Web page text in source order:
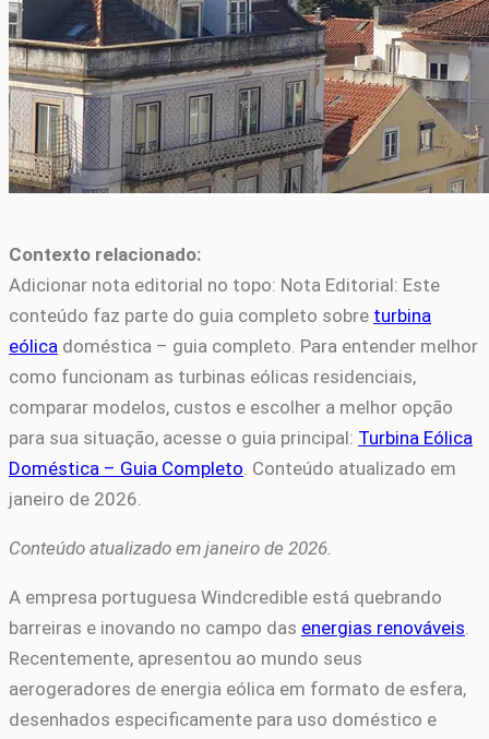
Contexto relacionado:
Adicionar nota editorial no topo: Nota Editorial: Este
conteúdo faz parte do guia completo sobre turbina
eólica doméstica – guia completo. Para entender melhor
como funcionam as turbinas eólicas residenciais,
comparar modelos, custos e escolher a melhor opção
para sua situação, acesse o guia principal: Turbina Eólica
Doméstica – Guia Completo . Conteúdo atualizado em
janeiro de 2026.
Conteúdo atualizado em janeiro de 2026.
A empresa portuguesa Windcredible está quebrando
barreiras e inovando no campo das energias renováveis
Recentemente, apresentou ao mundo seus
aerogeradores de energia eólica em formato de esfera,
desenhados especificamente para uso doméstico e